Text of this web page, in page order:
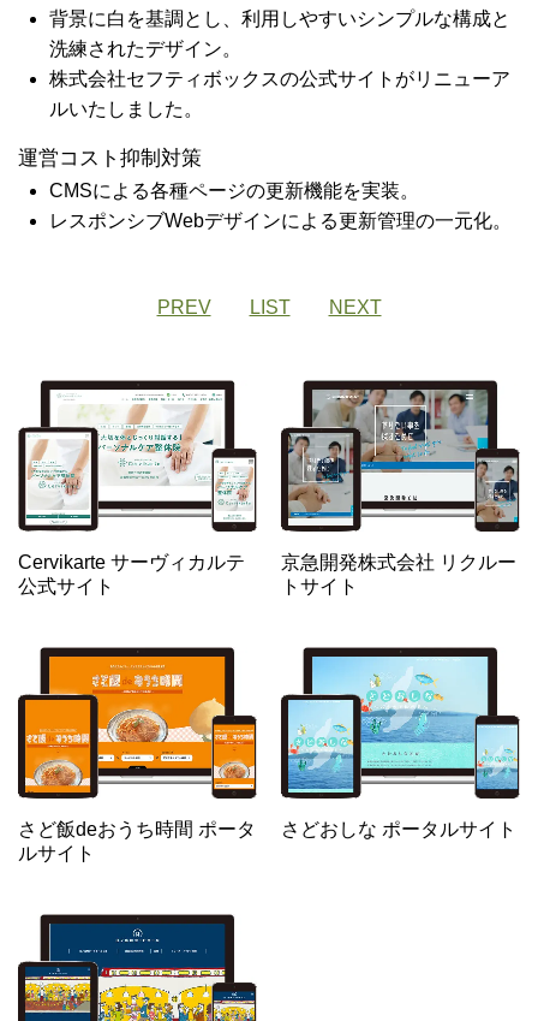
背景に白を基調とし、利用しやすいシンプルな構成と
洗練されたデザイン。
株式会社セフティボックスの公式サイトがリニューア
ルいたしました。
運営コスト抑制対策
CMSによる各種ページの更新機能を実装。
レスポンシブWebデザインによる更新管理の一元化。
PREV LIST NEXT
Cervikarte サーヴィカルテ
公式サイト
京急開発株式会社 リクルー
トサイト
さど飯deおうち時間 ポータ
ルサイト
さどおしな ポータルサイト